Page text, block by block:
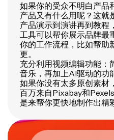
如果你的受众不明白产品
产品又有什么用呢？这就
产品演示到演讲再到教
工具可以帮你展示品牌最
你的工作流程，比如帮助
更。
充分利用视频编辑功能：
音乐，再加上AI驱动的功
如果你没有太多原创素材
百万来自Pixabay和
是来帮你更快地制作出精